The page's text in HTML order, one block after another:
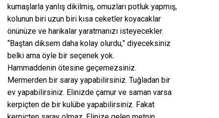
kumaşlarla yanlış dikilmiş, omuzları potluk yapmış,
kolunun biri uzun biri kısa ceketler koyacaklar
önünüze ve harikalar yaratmanızı isteyecekler.
“Baştan diksem daha kolay olurdu,” diyeceksiniz
belki ama öyle bir seçenek yok.
Hammaddenin ötesine geçemezsiniz.
Mermerden bir saray yapabilirsiniz. Tuğladan bir
ev yapabilirsiniz. Elinizde çamur ve saman varsa
kerpiçten de bir kulübe yapabilirsiniz. Fakat